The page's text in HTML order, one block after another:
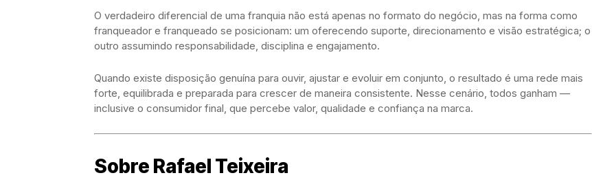
O verdadeiro diferencial de uma franquia não está apenas no formato do negócio, mas na forma como
franqueador e franqueado se posicionam: um oferecendo suporte, direcionamento e visão estratégica; o
outro assumindo responsabilidade, disciplina e engajamento.
Quando existe disposição genuína para ouvir, ajustar e evoluir em conjunto, o resultado é uma rede mais
forte, equilibrada e preparada para crescer de maneira consistente. Nesse cenário, todos ganham —
inclusive o consumidor final, que percebe valor, qualidade e confiança na marca.
Sobre Rafael Teixeira